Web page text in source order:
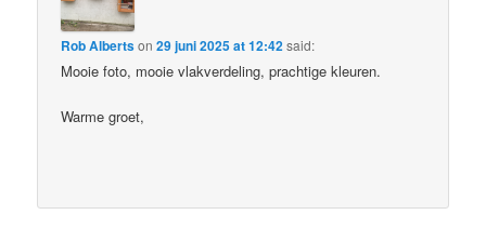
Rob Albertson29 juni 2025 at 12:42said:
Mooie foto, mooie vlakverdeling, prachtige kleuren.
Warme groet,